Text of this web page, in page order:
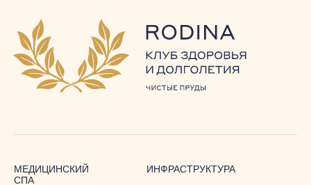
МЕДИЦИНСКИЙ
СПА
ИНФРАСТРУКТУРА